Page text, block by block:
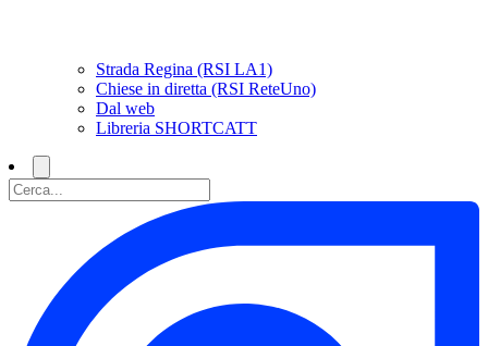
Strada Regina (RSI LA1)
Chiese in diretta (RSI ReteUno)
Dal web
Libreria SHORTCATT